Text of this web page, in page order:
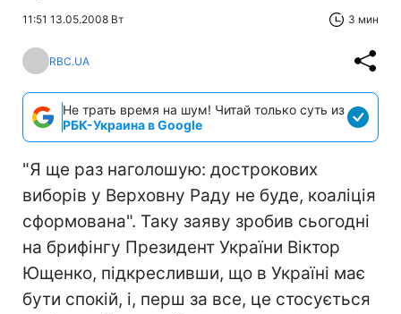
11:51 13.05.2008 Вт 3 мин
RBC.UA
Не трать время на шум! Читай только суть из
РБК-Украина в Google
"Я ще раз наголошую: дострокових
виборів у Верховну Раду не буде, коаліція
сформована". Таку заяву зробив сьогодні
на брифінгу Президент України Віктор
Ющенко, підкресливши, що в Україні має
бути спокій, і, перш за все, це стосується